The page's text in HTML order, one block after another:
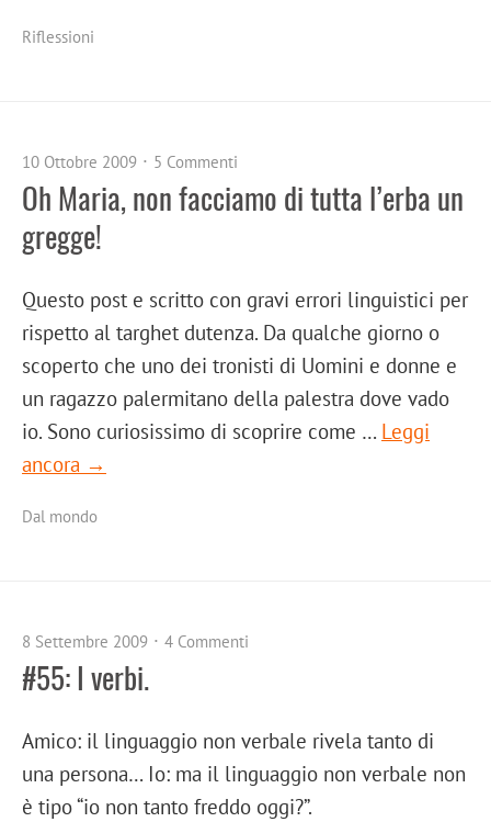
Riflessioni
10 Ottobre 2009 5 Commenti
Oh Maria, non facciamo di tutta l’erba un
gregge!
Questo post e scritto con gravi errori linguistici per
rispetto al targhet dutenza. Da qualche giorno o
scoperto che uno dei tronisti di Uomini e donne e
un ragazzo palermitano della palestra dove vado
io. Sono curiosissimo di scoprire come … Leggi
ancora →
Dal mondo
8 Settembre 2009 4 Commenti
#55: I verbi.
Amico: il linguaggio non verbale rivela tanto di
una persona… Io: ma il linguaggio non verbale non
è tipo “io non tanto freddo oggi?”.